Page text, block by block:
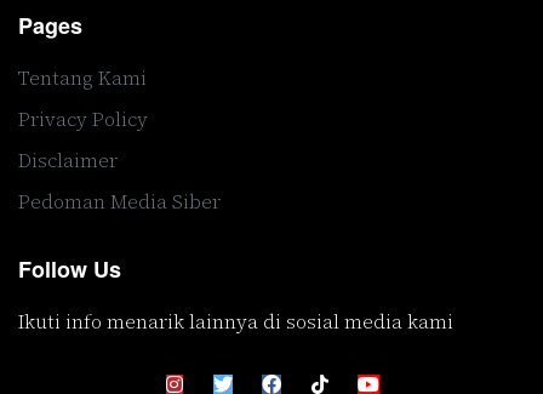
Pages
Tentang Kami
Privacy Policy
Disclaimer
Pedoman Media Siber
Follow Us
Ikuti info menarik lainnya di sosial media kami